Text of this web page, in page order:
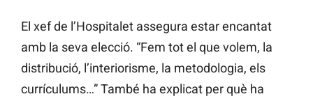
El xef de l’Hospitalet assegura estar encantat
amb la seva elecció. “Fem tot el que volem, la
distribució, l’interiorisme, la metodologia, els
currículums…” També ha explicat per què ha